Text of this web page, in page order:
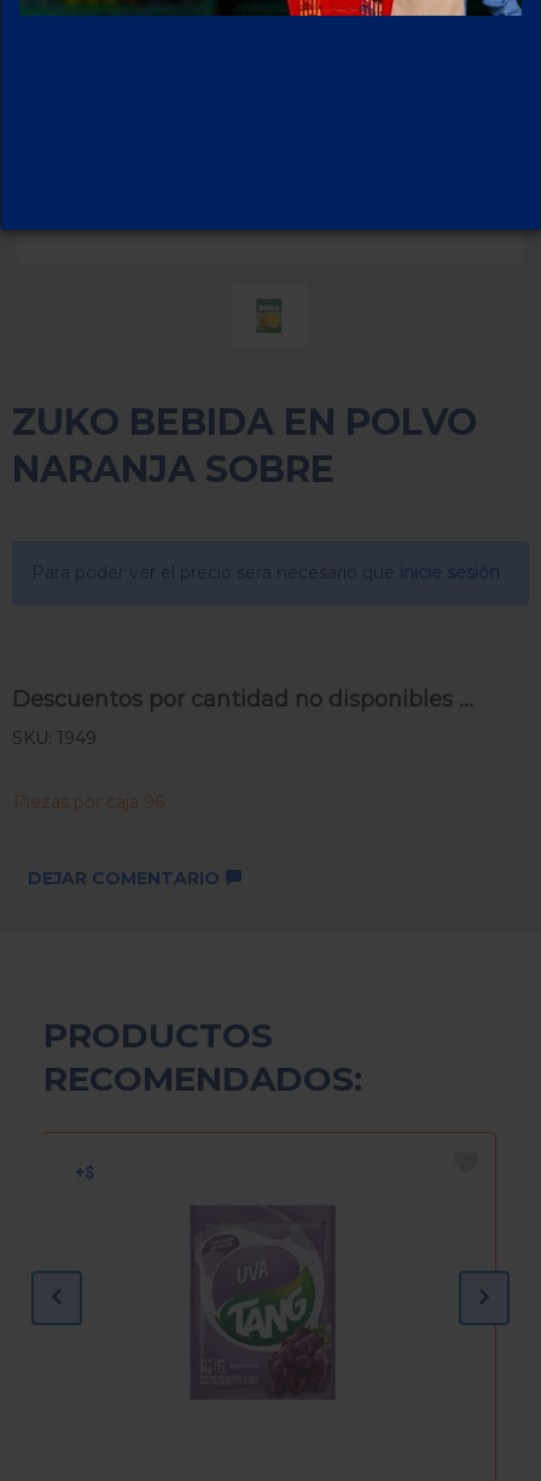
ZUKO BEBIDA EN POLVO
NARANJA SOBRE
Para poder ver el precio sera necesario que
Descuentos por cantidad no disponibles ...
SKU: 1949
Piezas por caja 96
DEJAR COMENTARIO
PRODUCTOS
RECOMENDADOS: